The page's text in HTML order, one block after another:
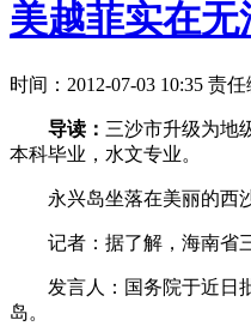
美越菲实在
时间：2012-07-03 10:35 责
导读： 三沙市升级为地
本科毕业，水文专业。
永兴岛坐落在美丽的西沙
记者：据了解，海南省三
发言人：国务院于近日批
岛。